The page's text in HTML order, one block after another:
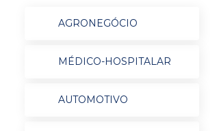
AGRONEGÓCIO
MÉDICO-HOSPITALAR
AUTOMOTIVO